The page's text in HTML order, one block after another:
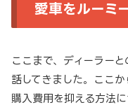
愛車をルーミ
ここまで、ディーラー
話してきました。ここ
購入費用を抑える方法